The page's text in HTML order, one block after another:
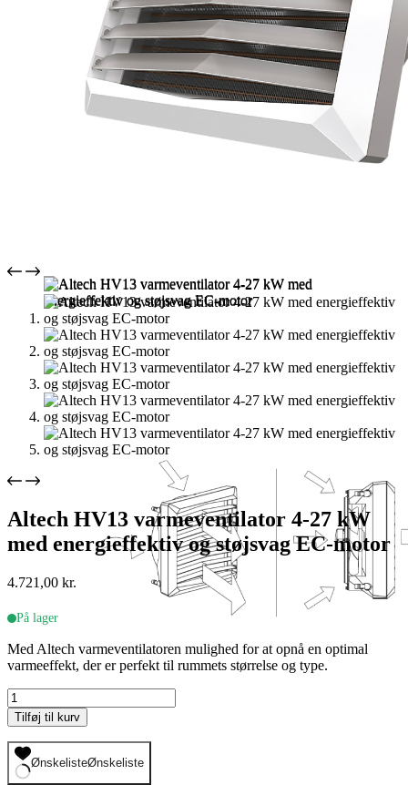
Altech HV13 varmeventilator 4-27 kW
med energieffektiv og støjsvag EC-motor
4.721,00 kr.
På lager
Med Altech varmeventilatoren mulighed for at opnå en optimal
varmeeffekt, der er perfekt til rummets størrelse og type.
Altech
HV13
varmeventilator
4-
27
kW
Tilføj til kurv
ØnskelisteØnskeliste